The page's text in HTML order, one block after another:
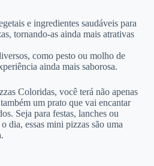
e ingredientes saudáveis para
tornando-as ainda mais atrativas
como pesto ou molho de
ainda mais saborosa.
Coloridas, você terá não apenas
um prato que vai encantar
Seja para festas, lanches ou
dia, essas mini pizzas são uma